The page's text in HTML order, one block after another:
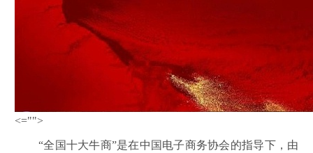
<="">
“全国十大牛商”是在中国电子商务协会的指导下，由